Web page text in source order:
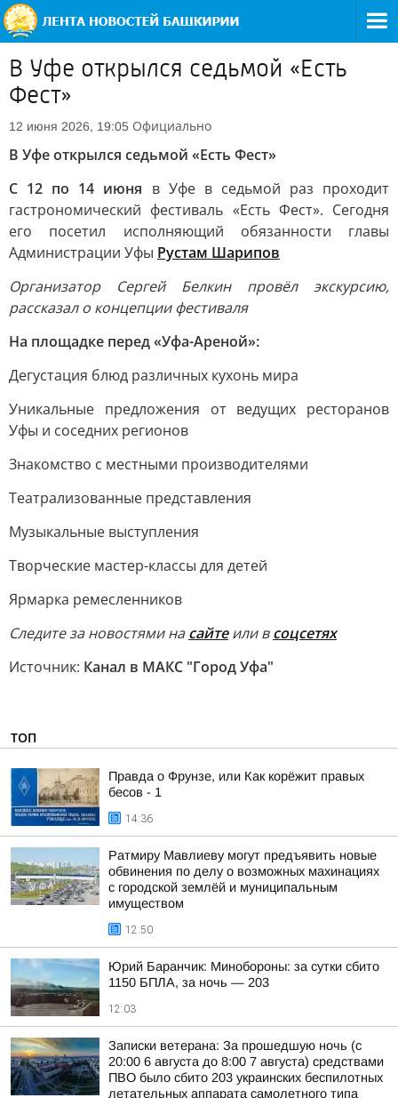
В Уфе открылся седьмой «Есть
Фест»
12 июня 2026, 19:05 Официально
В Уфе открылся седьмой «Есть Фест»
С 12 по 14 июня в Уфе в седьмой раз проходит
гастрономический фестиваль «Есть Фест». Сегодня
его посетил исполняющий обязанности главы
Администрации Уфы Рустам Шарипов
Организатор Сергей Белкин провёл экскурсию,
рассказал о концепции фестиваля
На площадке перед «Уфа-Ареной»:
Дегустация блюд различных кухонь мира
Уникальные предложения от ведущих ресторанов
Уфы и соседних регионов
Знакомство с местными производителями
Театрализованные представления
Музыкальные выступления
Творческие мастер-классы для детей
Ярмарка ремесленников
Следите за новостями насайтеили всоцсетях
Источник: Канал в МАКС "Город Уфа"
ТОП
Правда о Фрунзе, или Как корёжит правых
бесов - 1
14:36
Ратмиру Мавлиеву могут предъявить новые
обвинения по делу о возможных махинациях
с городской землёй и муниципальным
имуществом
12:50
Юрий Баранчик: Минобороны: за сутки сбито
1150 БПЛА, за ночь — 203
12:03
Записки ветерана: За прошедшую ночь (с
20:00 6 августа до 8:00 7 августа) средствами
ПВО было сбито 203 украинских беспилотных
летательных аппарата самолетного типа